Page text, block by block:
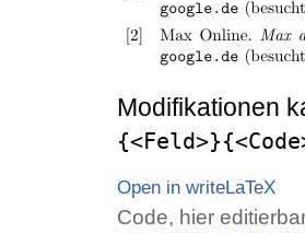
Modifikationen
Open in writeLaTeX
Code, hier